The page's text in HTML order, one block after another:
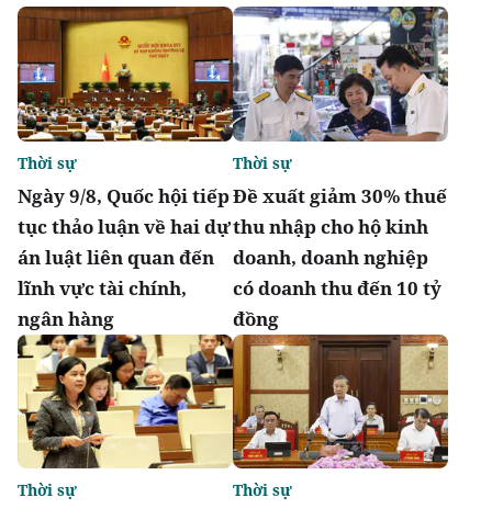
Ngày 9/8, Quốc hội tiếp
tục thảo luận về hai dự
án luật liên quan đến
lĩnh vực tài chính,
ngân hàng
Thời sự
Đề xuất giảm 30% thuế
thu nhập cho hộ kinh
doanh, doanh nghiệp
có doanh thu đến 10 tỷ
đồng
Thời sự
Thời sự Thời sự